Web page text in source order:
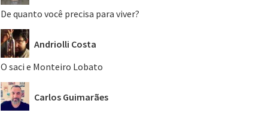
De quanto você precisa para viver?
Andriolli Costa
O saci e Monteiro Lobato
Carlos Guimarães